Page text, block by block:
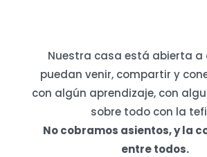
Nuestra casa está abierta a
puedan venir, compartir y
con algún aprendizaje, con
sobre todo con la
No cobramos asientos, y la
entre todos.